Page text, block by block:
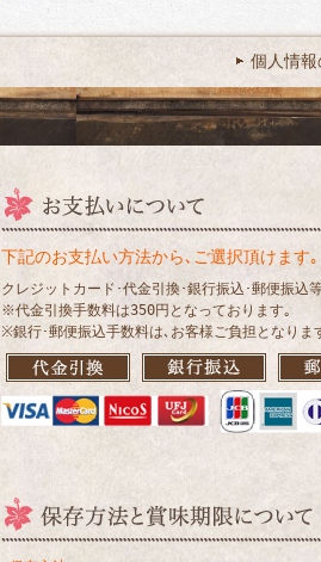
個人情
下記のお支払い方法から､ご選択頂けます｡
クレジットカード･代金引換･銀行振込･郵便振込
※代金引換手数料は350円となっております｡
※銀行･郵便振込手数料は､お客様ご負担となりま